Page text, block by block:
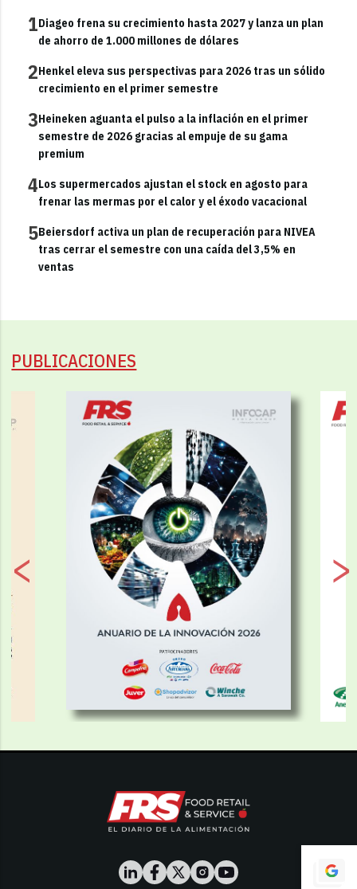
1Diageo frena su crecimiento hasta 2027 y lanza un plan
de ahorro de 1.000 millones de dólares
2Henkel eleva sus perspectivas para 2026 tras un sólido
crecimiento en el primer semestre
3Heineken aguanta el pulso a la inflación en el primer
semestre de 2026 gracias al empuje de su gama
premium
4Los supermercados ajustan el stock en agosto para
frenar las mermas por el calor y el éxodo vacacional
5Beiersdorf activa un plan de recuperación para NIVEA
tras cerrar el semestre con una caída del 3,5% en
ventas
PUBLICACIONES